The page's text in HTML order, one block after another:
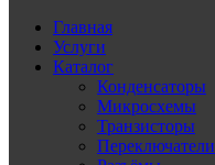
Главная
Услуги
Каталог
Конденсаторы
Микросхемы
Транзисторы
Переключатели